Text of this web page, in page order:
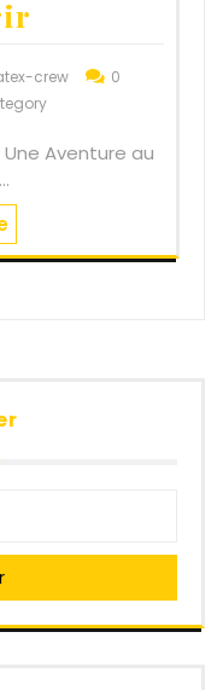
crew
0
Aventure au